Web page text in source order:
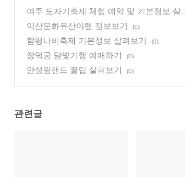
여주 도자기축제 체험 예약 및 기본정보 살펴
보기
(0)
익산문화유산야행 정보보기 (0)
함평나비축제 기본정보 살펴보기 (0)
창덕궁 달빛기행 예매하기 (0)
안성팜랜드 꿀팁 살펴보기 (0)
관련글